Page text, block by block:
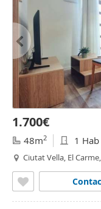
1.700€
48m2 1 Hab
Ciutat Vella, El